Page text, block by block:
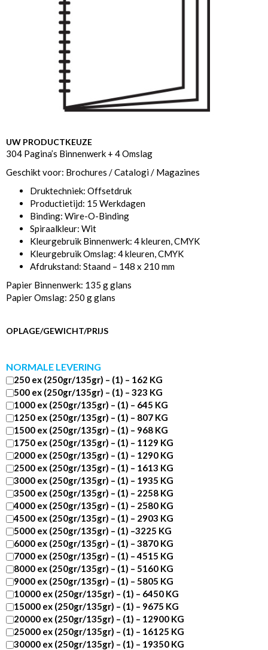
UW PRODUCTKEUZE
304 Pagina’s Binnenwerk + 4 Omslag
Geschikt voor: Brochures / Catalogi / Magazines
Druktechniek: Offsetdruk
Productietijd: 15 Werkdagen
Binding: Wire-O-Binding
Spiraalkleur: Wit
Kleurgebruik Binnenwerk: 4 kleuren, CMYK
Kleurgebruik Omslag: 4 kleuren, CMYK
Afdrukstand: Staand – 148 x 210 mm
Papier Binnenwerk: 135 g glans
Papier Omslag: 250 g glans
OPLAGE/GEWICHT/PRIJS
NORMALE LEVERING
250 ex (250gr/135gr) – (1) – 162 KG
500 ex (250gr/135gr) – (1) – 323 KG
1000 ex (250gr/135gr) – (1) – 645 KG
1250 ex (250gr/135gr) – (1) – 807 KG
1500 ex (250gr/135gr) – (1) – 968 KG
1750 ex (250gr/135gr) – (1) – 1129 KG
2000 ex (250gr/135gr) – (1) – 1290 KG
2500 ex (250gr/135gr) – (1) – 1613 KG
3000 ex (250gr/135gr) – (1) – 1935 KG
3500 ex (250gr/135gr) – (1) – 2258 KG
4000 ex (250gr/135gr) – (1) – 2580 KG
4500 ex (250gr/135gr) – (1) – 2903 KG
5000 ex (250gr/135gr) – (1) –3225 KG
6000 ex (250gr/135gr) – (1) – 3870 KG
7000 ex (250gr/135gr) – (1) – 4515 KG
8000 ex (250gr/135gr) – (1) – 5160 KG
9000 ex (250gr/135gr) – (1) – 5805 KG
10000 ex (250gr/135gr) – (1) – 6450 KG
15000 ex (250gr/135gr) – (1) – 9675 KG
20000 ex (250gr/135gr) – (1) – 12900 KG
25000 ex (250gr/135gr) – (1) – 16125 KG
30000 ex (250gr/135gr) – (1) – 19350 KG